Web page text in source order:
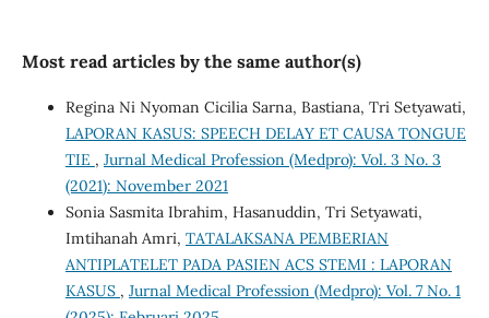
Most read articles by the same author(s)
Regina Ni Nyoman Cicilia Sarna, Bastiana, Tri Setyawati,
LAPORAN KASUS: SPEECH DELAY ET CAUSA TONGUE
TIE , Jurnal Medical Profession (Medpro): Vol. 3 No. 3
(2021): November 2021
Sonia Sasmita Ibrahim, Hasanuddin, Tri Setyawati,
Imtihanah Amri, TATALAKSANA PEMBERIAN
ANTIPLATELET PADA PASIEN ACS STEMI : LAPORAN
KASUS , Jurnal Medical Profession (Medpro): Vol. 7 No. 1